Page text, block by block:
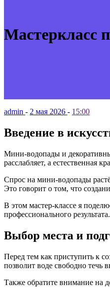
Мастеркласс
admin - 2 мая 2026 - 15:00
Введение в
Мини-водопады и
расслабляет, а естественная
Спрос на мини-водопады
Это говорит о том, что
В этом мастер-классе я
профессионального результата.
Выбор места и
Перед тем как приступить к
позволит воде свободно течь
Также обратите внимание на